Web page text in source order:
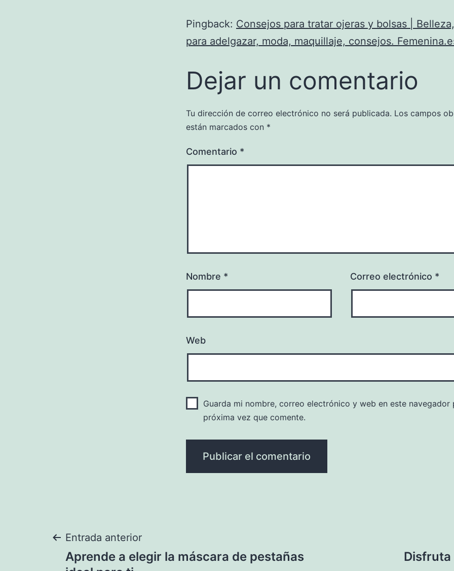
Pingback: Consejos para tratar ojeras y bolsas |
para adelgazar, moda, maquillaje, consejos.
Dejar un comentario
Tu dirección de correo electrónico no será publicada. Los campos
están marcados con *
Comentario *
Nombre * Correo electrónico *
Web
Guarda mi nombre, correo electrónico y web en este navegador
próxima vez que comente.
Navegación
Entrada anterior
Aprende a elegir la máscara de pestañas